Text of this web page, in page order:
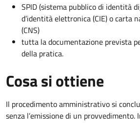
SPID (sistema pubblico di identità
d’identità elettronica (CIE) o carta
(CNS)
tutta la documentazione prevista
della pratica.
Cosa si ottiene
Il procedimento amministrativo si
senza l’emissione di un provvedimento.